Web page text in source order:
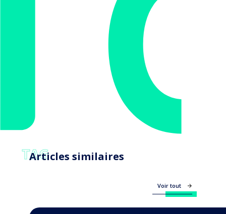
Articles similaires
TAG
Voir tout